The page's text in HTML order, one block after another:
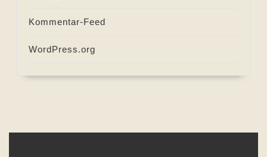
Kommentar-Feed
WordPress.org